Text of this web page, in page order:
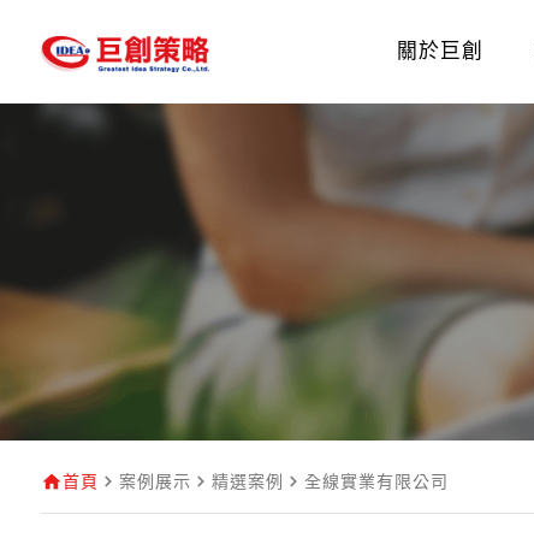
關於巨創
首頁 案例展示 精選案例 全線實業有限公司